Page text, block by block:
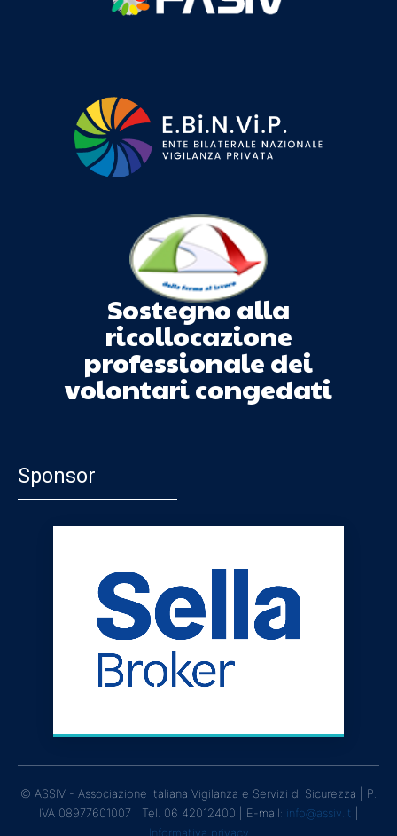
Sostegno alla
ricollocazione
professionale dei
volontari congedati
Sponsor
© ASSIV - Associazione Italiana Vigilanza e Servizi di Sicurezza | P.
IVA 08977601007 | Tel. 06 42012400 | E-mail: info@assiv.it
Informativa privacy